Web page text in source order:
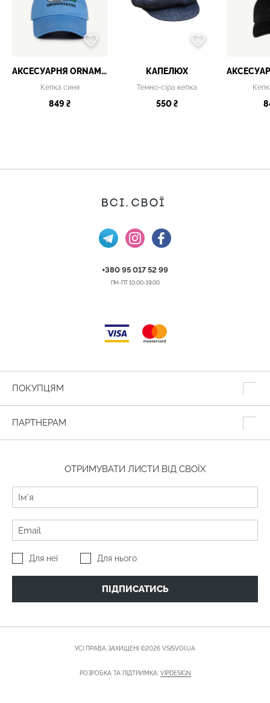
АКСЕСУАРНЯ ОRNAMENT
Кепка синя
849 ₴
КАПЕЛЮХ
Темно-сіра кепка
550 ₴
+380 95 017 52 99
ПН-ПТ 10:00-19:00
ПОКУПЦЯМ
ПАРТНЕРАМ
ОТРИМУВАТИ ЛИСТИ ВІД СВОЇХ
Для неї Для нього
ПІДПИСАТИСЬ
УСІ ПРАВА ЗАХИЩЕНІ ©2026 VSISVOI.UA
РОЗРОБКА ТА ПІДТРИМКА: VIPDESIGN